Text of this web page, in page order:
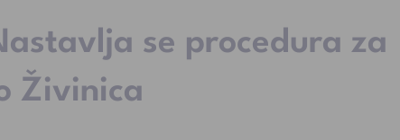
se procedura za
Živinica